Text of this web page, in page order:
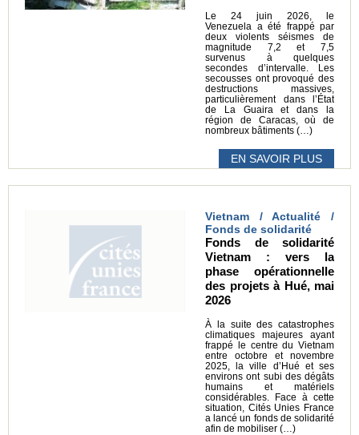
Le 24 juin 2026, le
Venezuela a été frappé par
deux violents séismes de
magnitude 7,2 et 7,5
survenus à quelques
secondes d’intervalle. Les
secousses ont provoqué des
destructions massives,
particulièrement dans l’État
de La Guaira et dans la
région de Caracas, où de
nombreux bâtiments (…)
EN SAVOIR PLUS
Vietnam / Actualité /
Fonds de solidarité
Fonds de solidarité
Vietnam : vers la
phase opérationnelle
des projets à Hué, mai
2026
À la suite des catastrophes
climatiques majeures ayant
frappé le centre du Vietnam
entre octobre et novembre
2025, la ville d’Hué et ses
environs ont subi des dégâts
humains et matériels
considérables. Face à cette
situation, Cités Unies France
a lancé un fonds de solidarité
afin de mobiliser (…)